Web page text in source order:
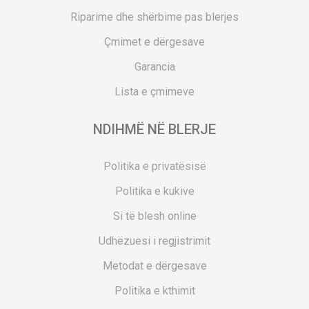
Riparime dhe shërbime pas blerjes
Çmimet e dërgesave
Garancia
Lista e çmimeve
NDIHMË NË BLERJE
Politika e privatësisë
Politika e kukive
Si të blesh online
Udhëzuesi i regjistrimit
Metodat e dërgesave
Politika e kthimit